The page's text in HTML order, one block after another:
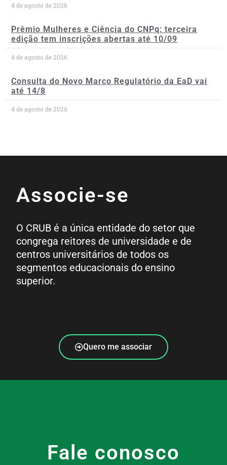
4 de agosto de 2026
Prêmio Mulheres e Ciência do CNPq: terceira
edição tem inscrições abertas até 10/09
4 de agosto de 2026
Consulta do Novo Marco Regulatório da EaD vai
até 14/8
4 de agosto de 2026
Associe-se
O CRUB é a única entidade do setor que
congrega reitores de universidade e de
centros universitários de todos os
segmentos educacionais do ensino
superior.
Quero me associar
Fale conosco